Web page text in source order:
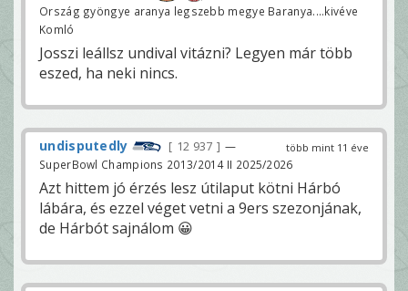
Ország gyöngye aranya legszebb megye Baranya....kivéve
Komló
Josszi leállsz undival vitázni? Legyen már több
eszed, ha neki nincs.
több mint 11 éve
undisputedly 12 937
—
SuperBowl Champions 2013/2014 II 2025/2026
Azt hittem jó érzés lesz útilaput kötni Hárbó
lábára, és ezzel véget vetni a 9ers szezonjának,
de Hárbót sajnálom 😀